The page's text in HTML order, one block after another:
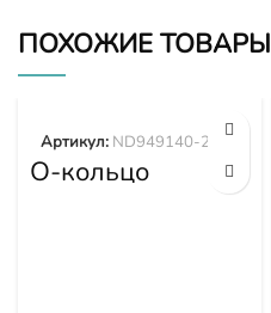
ПОХОЖИЕ ТОВАРЫ
О-кольцо
ND949140-2570
Артикул: ND949140-2570